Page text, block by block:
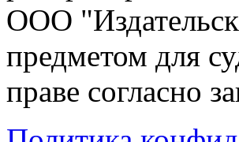
ООО
предметом для
праве согласно